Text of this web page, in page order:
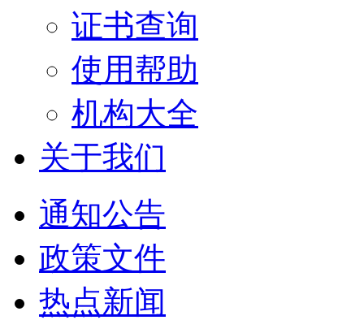
证书查询
使用帮助
机构大全
关于我们
通知公告
政策文件
热点新闻